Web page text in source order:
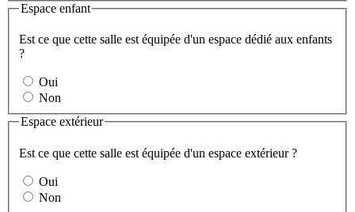
Espace enfant
Est ce que cette salle est équipée d'un espace dédié aux enfants
?
Oui
Non
Espace extérieur
Est ce que cette salle est équipée d'un espace extérieur ?
Oui
Non